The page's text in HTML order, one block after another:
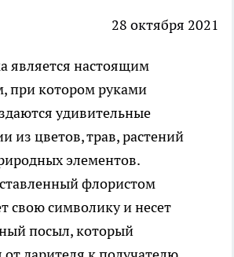
28 октября 2021
является настоящим
при котором руками
удивительные
из цветов, трав, растений
элементов.
флористом
свою символику и несет
посыл, который